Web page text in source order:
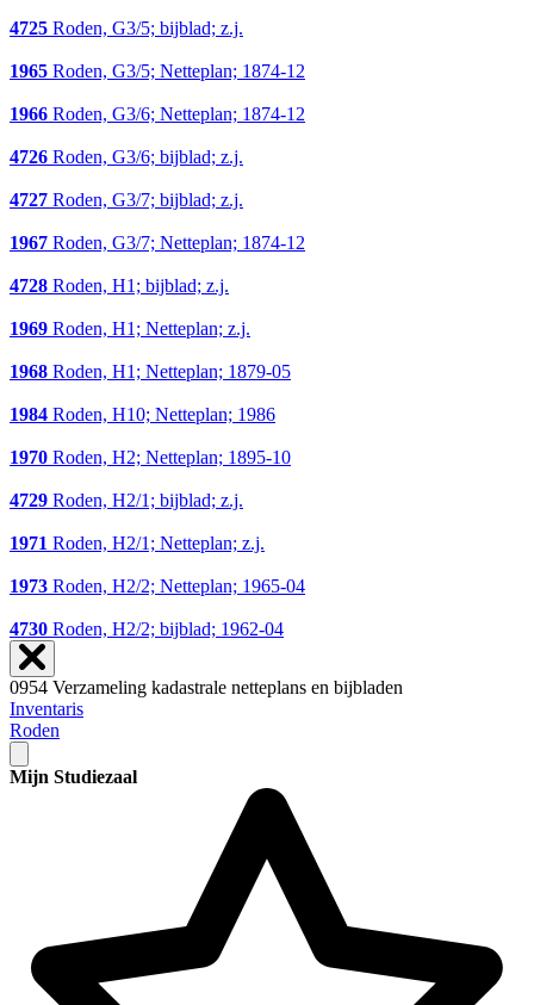
4725 Roden, G3/5; bijblad; z.j.
1965 Roden, G3/5; Netteplan; 1874-12
1966 Roden, G3/6; Netteplan; 1874-12
4726 Roden, G3/6; bijblad; z.j.
4727 Roden, G3/7; bijblad; z.j.
1967 Roden, G3/7; Netteplan; 1874-12
4728 Roden, H1; bijblad; z.j.
1969 Roden, H1; Netteplan; z.j.
1968 Roden, H1; Netteplan; 1879-05
1984 Roden, H10; Netteplan; 1986
1970 Roden, H2; Netteplan; 1895-10
4729 Roden, H2/1; bijblad; z.j.
1971 Roden, H2/1; Netteplan; z.j.
1973 Roden, H2/2; Netteplan; 1965-04
4730 Roden, H2/2; bijblad; 1962-04
0954 Verzameling kadastrale netteplans en bijbladen
Inventaris
Roden
Mijn Studiezaal